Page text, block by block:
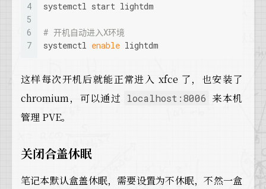
4
5
6
7
systemctl start lightdm
# 开机自动进入X环境
systemctl enable lightdm
这样每次开机后就能正常进入 xfce 了，也安装了
chromium，可以通过
localhost:8006 来本机
管理 PVE。
关闭合盖休眠
笔记本默认盒盖休眠，需要设置为不休眠，不然一盒